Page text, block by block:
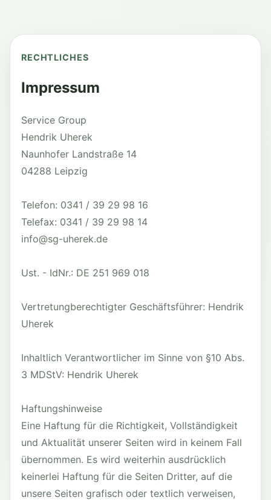
RECHTLICHES
Impressum
Service Group
Hendrik Uherek
Naunhofer Landstraße 14
04288 Leipzig
Telefon: 0341 / 39 29 98 16
Telefax: 0341 / 39 29 98 14
info@sg-uherek.de
Ust. - IdNr.: DE 251 969 018
Vertretungberechtigter Geschäftsführer: Hendrik
Uherek
Inhaltlich Verantwortlicher im Sinne von §10 Abs.
3 MDStV: Hendrik Uherek
Haftungshinweise
Eine Haftung für die Richtigkeit, Vollständigkeit
und Aktualität unserer Seiten wird in keinem Fall
übernommen. Es wird weiterhin ausdrücklich
keinerlei Haftung für die Seiten Dritter, auf die
unsere Seiten grafisch oder textlich verweisen,